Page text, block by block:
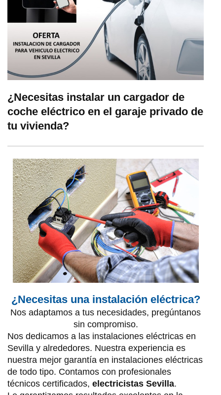
¿Necesitas instalar un cargador de
coche eléctrico en el garaje privado de
tu vivienda?
¿Necesitas una instalación eléctrica?
Nos adaptamos a tus necesidades, pregúntanos
sin compromiso.
Nos dedicamos a las instalaciones eléctricas en
Sevilla y alrededores. Nuestra experiencia es
nuestra mejor garantía en instalaciones eléctricas
de todo tipo. Contamos con profesionales
técnicos certificados, electricistas Sevilla.